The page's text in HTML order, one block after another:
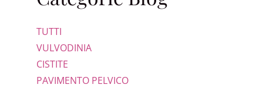
TUTTI
VULVODINIA
CISTITE
PAVIMENTO PELVICO